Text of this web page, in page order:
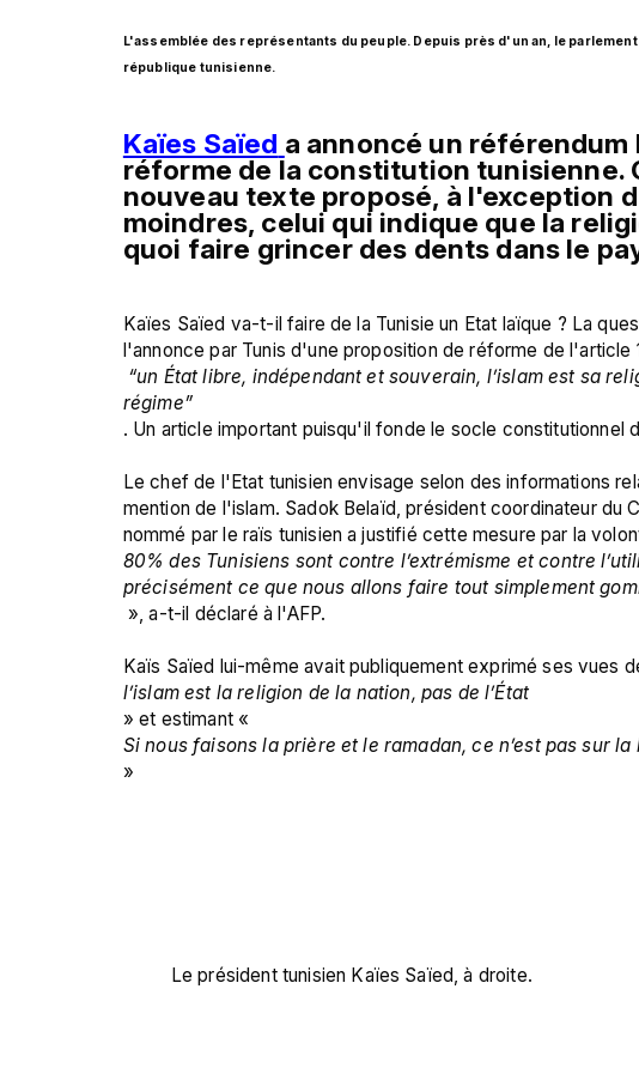
L'assemblée des représentants du peuple. Depuis près d'un an, le
république tunisienne.
Kaïes Saïed a annoncé un
réforme de la constitution tunisienne.
nouveau texte proposé, à l'exception
moindres, celui qui indique que la
quoi faire grincer des dents dans le
Kaïes Saïed va-t-il faire de la Tunisie un Etat laïque ? La
l'annonce par Tunis d'une proposition de réforme de l'article
régime”
. Un article important puisqu'il fonde le socle constitutionnel
Le chef de l'Etat tunisien envisage selon des informations
mention de l'islam. Sadok Belaïd, président coordinateur du
nommé par le raïs tunisien a justifié cette mesure par la
80% des Tunisiens sont contre l’extrémisme et contre
précisément ce que nous allons faire tout simplement
», a-t-il déclaré à l'AFP.
Kaïs Saïed lui-même avait publiquement exprimé ses vues
l’islam est la religion de la nation, pas de l’État
» et estimant «
Si nous faisons la prière et le ramadan, ce n’est pas sur
»
Le président tunisien Kaïes Saïed, à droite.